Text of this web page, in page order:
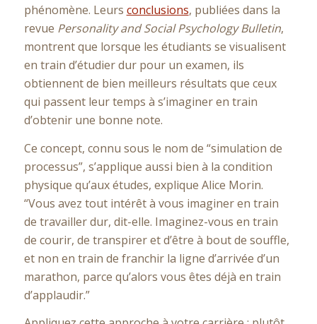
phénomène. Leurs conclusions, publiées dans la
revue Personality and Social Psychology Bulletin,
montrent que lorsque les étudiants se visualisent
en train d’étudier dur pour un examen, ils
obtiennent de bien meilleurs résultats que ceux
qui passent leur temps à s’imaginer en train
d’obtenir une bonne note.
Ce concept, connu sous le nom de “simulation de
processus”, s’applique aussi bien à la condition
physique qu’aux études, explique Alice Morin.
“Vous avez tout intérêt à vous imaginer en train
de travailler dur, dit-elle. Imaginez-vous en train
de courir, de transpirer et d’être à bout de souffle,
et non en train de franchir la ligne d’arrivée d’un
marathon, parce qu’alors vous êtes déjà en train
d’applaudir.”